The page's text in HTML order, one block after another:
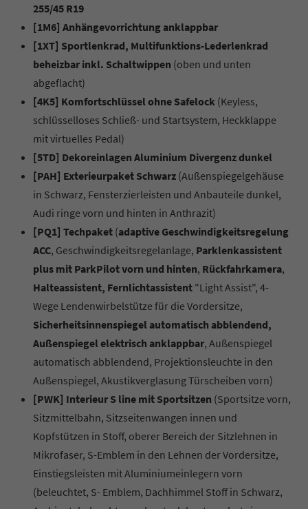
255/45 R19
[1M6] Anhängevorrichtung anklappbar
[1XT] Sportlenkrad, Multifunktions-Lederlenkrad
beheizbar inkl. Schaltwippen (oben und unten
abgeflacht)
[4K5] Komfortschlüssel ohne Safelock (Keyless,
schlüsselloses Schließ- und Startsystem, Heckklappe
mit virtuelles Pedal)
[5TD] Dekoreinlagen Aluminium Divergenz dunkel
[PAH] Exterieurpaket Schwarz (Außenspiegelgehäuse
in Schwarz, Fensterzierleisten und Anbauteile dunkel,
Audi ringe vorn und hinten in Anthrazit)
[PQ1] Techpaket (adaptive Geschwindigkeitsregelung
ACC, Geschwindigkeitsregelanlage, Parklenkassistent
plus mit ParkPilot vorn und hinten, Rückfahrkamera,
Halteassistent, Fernlichtassistent "Light Assist", 4-
Wege Lendenwirbelstütze für die Vordersitze,
Sicherheitsinnenspiegel automatisch abblendend,
Außenspiegel elektrisch anklappbar, Außenspiegel
automatisch abblendend, Projektionsleuchte in den
Außenspiegel, Akustikverglasung Türscheiben vorn)
[PWK] Interieur S line mit Sportsitzen (Sportsitze vorn,
Sitzmittelbahn, Sitzseitenwangen innen und
Kopfstützen in Stoff, oberer Bereich der Sitzlehnen in
Mikrofaser, S-Emblem in den Lehnen der Vordersitze,
Einstiegsleisten mit Aluminiumeinlegern vorn
(beleuchtet, S- Emblem, Dachhimmel Stoff in Schwarz,